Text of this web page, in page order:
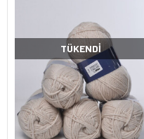
TÜKENDI